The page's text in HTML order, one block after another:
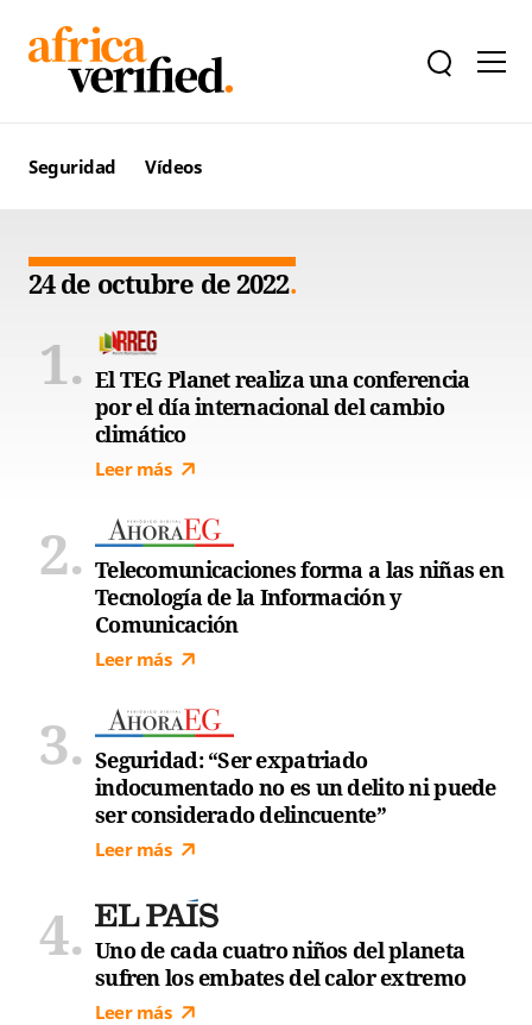
Seguridad Vídeos
24 de octubre de 2022
El TEG Planet realiza una conferencia
por el día internacional del cambio
climático
Leer más
Telecomunicaciones forma a las niñas en
Tecnología de la Información y
Comunicación
Leer más
Seguridad: “Ser expatriado
indocumentado no es un delito ni puede
ser considerado delincuente”
Leer más
Uno de cada cuatro niños del planeta
sufren los embates del calor extremo
Leer más